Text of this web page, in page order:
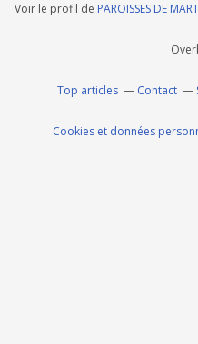
Voir le profil de PAROISSES DE
Top articles Contact
Cookies et données